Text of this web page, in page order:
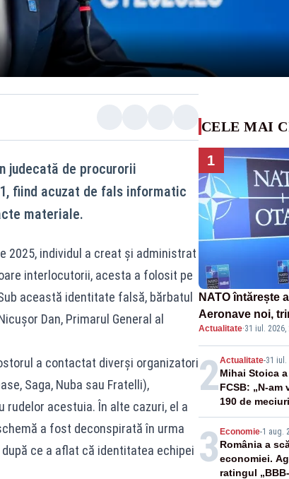
judecată de procurorii
fiind acuzat de fals informatic
materiale.
2025, individul a creat și administrat
interlocutorii, acesta a folosit pe
această identitate falsă, bărbatul
Dan, Primarul General al
a contactat diverși organizatori
Saga, Nuba sau Fratelli),
acestuia. În alte cazuri, el a
a fost deconspirată în urma
ce a aflat că identitatea echipei
CELE MAI
1
NATO întărește
Aeronave noi,
interceptarea și
Actualitate·31 iul. 2026,
2Actualitate-31 iul.
Mihai Stoica
FCSB: „N-am
190 de
3 Economie-1 aug.
România a
economiei.
ratingul